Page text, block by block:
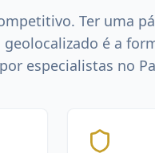
Ter uma
é a
especialistas no